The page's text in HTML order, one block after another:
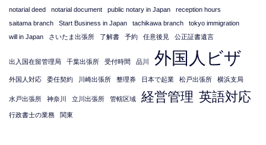
notarial deed
notarial document public notary in Japan
reception hours
saitama branch
Start Business in Japan tachikawa branch
tokyo immigration
will in Japan
さいたま出張所 了解書 予約 任意後見 公正証書遺言
出入国在留管理局 千葉出張所 受付時間 品川 外国人ビザ
外国人対応 委任契約 川崎出張所 整理券 日本で起業 松戸出張所 横浜支局
水戸出張所 神奈川 立川出張所 管轄区域 経営管理 英語対応
行政書士の業務 関東